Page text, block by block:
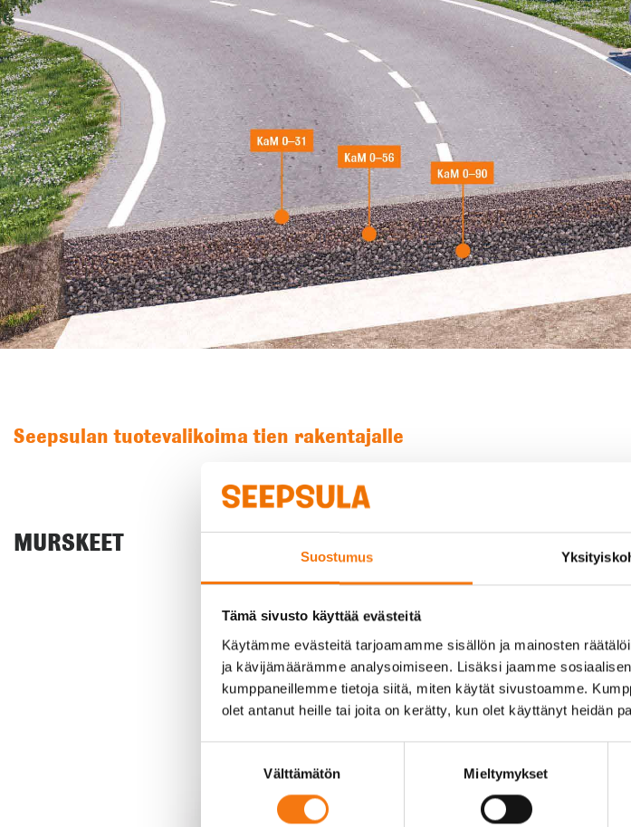
Suostumus
Tämä sivusto käyttää evästeitä
Käytämme evästeitä tarjoamamme sisällön ja mainosten
ja kävijämäärämme analysoimiseen. Lisäksi jaamme
kumppaneillemme tietoja siitä, miten käytät sivustoamme.
olet antanut heille tai joita on kerätty, kun olet käyttänyt heidän
Välttämätön Mieltymykset
Seepsulan tuotevalikoima tien rakentajalle
MURSKEET